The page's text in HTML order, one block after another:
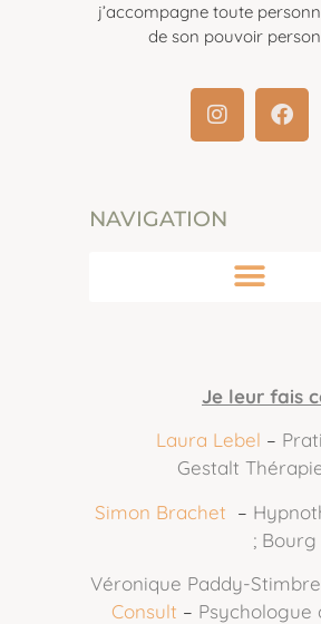
j’accompagne toute
de son pouvoir
NAVIGATION
Je leur fais
Laura Lebel –
Gestalt
Simon Brachet –
;
Véronique Paddy-
Consult – Psychologue